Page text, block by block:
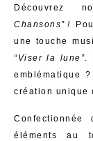
Découvrez
Chansons” !
une touche
“Viser la lune”.
emblématique
création unique
éléments au